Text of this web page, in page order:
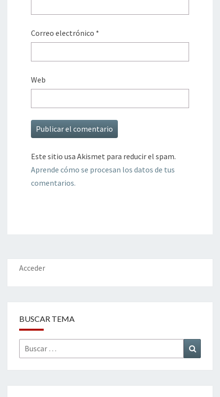
Correo electrónico *
Web
Este sitio usa Akismet para reducir el spam.
Aprende cómo se procesan los datos de tus
comentarios.
Acceder
BUSCAR TEMA
Buscar
por: